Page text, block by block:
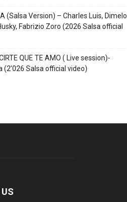
(Salsa Version) – Charles Luis, Dimelo
Fabrizio Zoro (2026 Salsa official
QUE TE AMO ( Live session)-
(2’026 Salsa official video)